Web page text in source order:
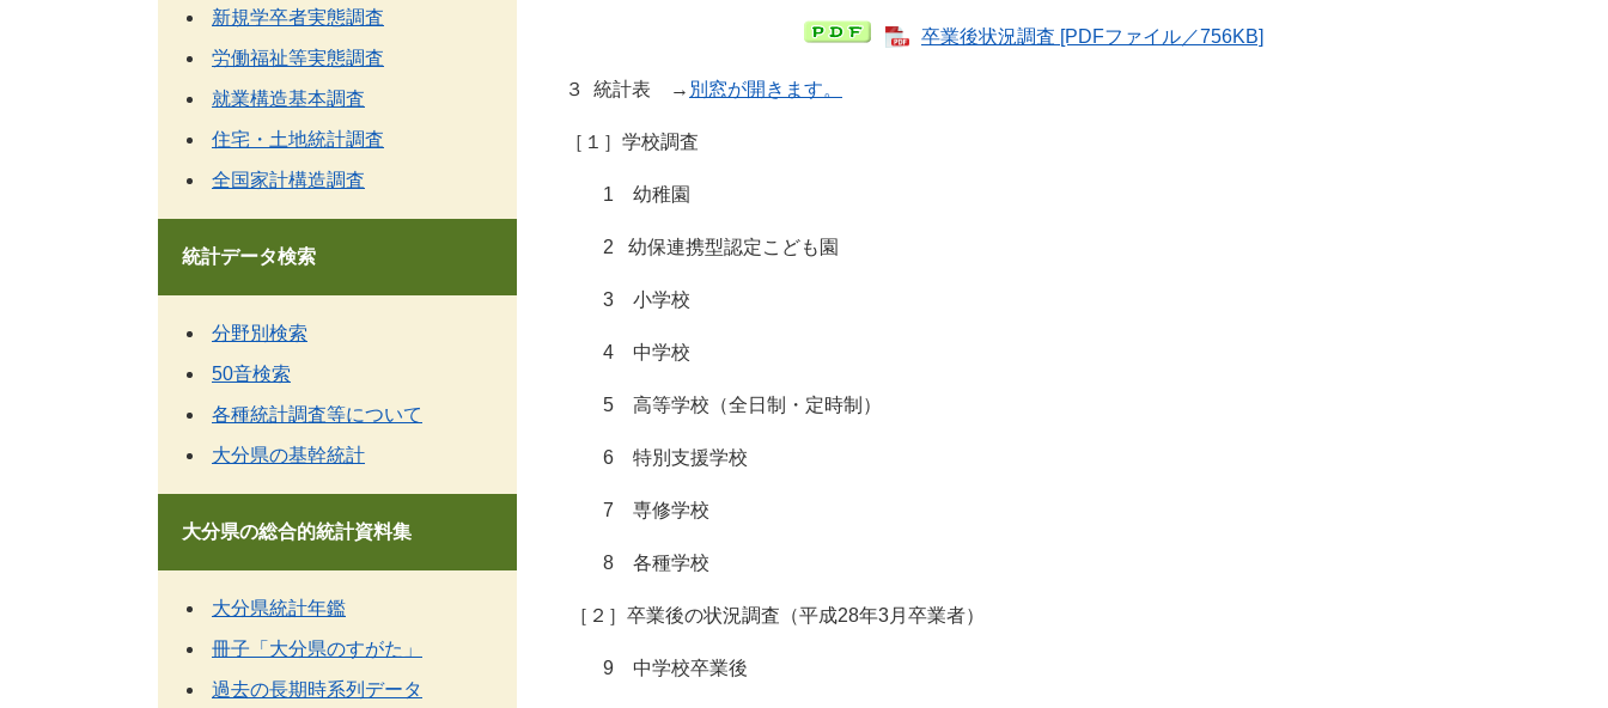
卒業後状況調査 [PDFファイル／756KB]
３ 統計表 → 別窓が開きます。
［１］学校調査
1 幼稚園
2 幼保連携型認定こども園
3 小学校
4 中学校
5 高等学校（全日制・定時制）
6 特別支援学校
7 専修学校
8 各種学校
［２］卒業後の状況調査（平成28年3月卒業者）
9 中学校卒業後
新規学卒者実態調査
労働福祉等実態調査
就業構造基本調査
住宅・土地統計調査
全国家計構造調査
統計データ検索
分野別検索
50音検索
各種統計調査等について
大分県の基幹統計
大分県の総合的統計資料集
大分県統計年鑑
冊子「大分県のすがた」
過去の長期時系列データ